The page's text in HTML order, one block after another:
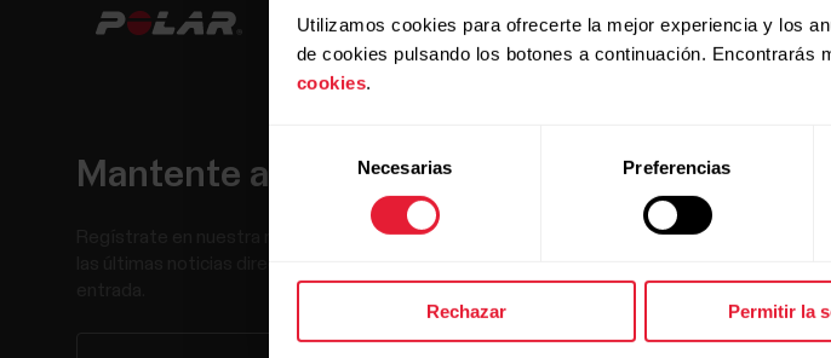
Utilizamos cookies para ofrecerte la mejor experiencia y los
de cookies pulsando los botones a continuación. Encontrarás
cookies.
consentimiento
Necesarias Preferencias
Rechazar Permitir la
Mantente al día.
Regístrate en nuestra newsletter quincenal y recibe
Productos
Accesorios